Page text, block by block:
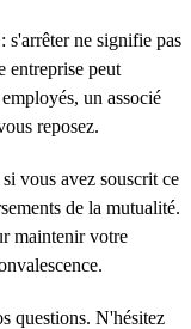
: s'arrêter ne signifie pas
entreprise peut
un associé
reposez.
si vous avez souscrit ce
de la mutualité.
maintenir votre
questions. N'hésitez